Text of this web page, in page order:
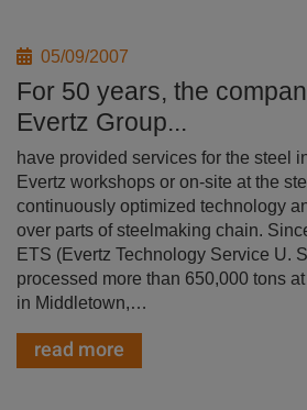
05/09/2007
For 50 years, the
Evertz Group...
have provided services for the steel
Evertz workshops or on-site at the
continuously optimized technology
over parts of steelmaking chain.
ETS (Evertz Technology Service U.
processed more than 650,000 tons
in Middletown,…
read more